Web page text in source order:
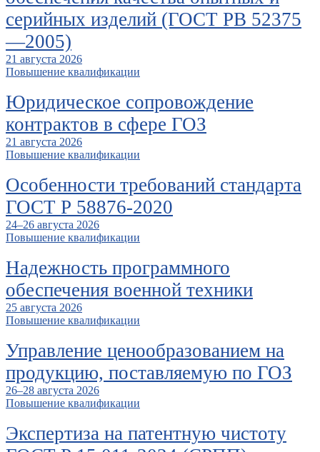
серийных изделий (ГОСТ РВ 52375
—2005)
21 августа 2026
Повышение квалификации
Юридическое сопровождение
контрактов в сфере ГОЗ
21 августа 2026
Повышение квалификации
Особенности требований стандарта
ГОСТ Р 58876-2020
24–26 августа 2026
Повышение квалификации
Надежность программного
обеспечения военной техники
25 августа 2026
Повышение квалификации
Управление ценообразованием на
продукцию, поставляемую по ГОЗ
26–28 августа 2026
Повышение квалификации
Экспертиза на патентную чистоту